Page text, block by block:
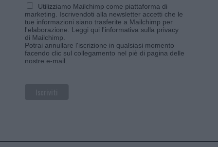
Utilizziamo Mailchimp come piattaforma di
marketing. Iscrivendoti alla newsletter accetti che le
tue informazioni siano trasferite a Mailchimp per
l'elaborazione. Leggi qui l'informativa sulla privacy
di Mailchimp
Potrai annullare l'iscrizione in qualsiasi momento
facendo clic sul collegamento nel piè di pagina delle
nostre e-mail.